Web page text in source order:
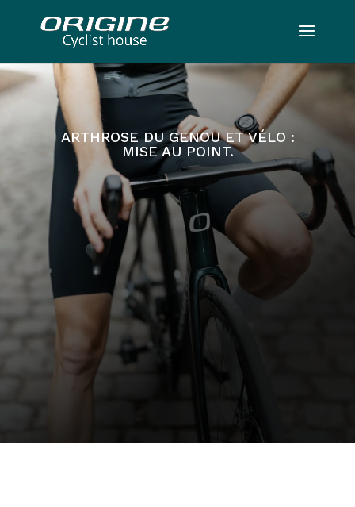
ARTHROSE DU GENOU ET VÉLO :
MISE AU POINT.